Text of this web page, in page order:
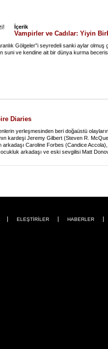
İçerik
Vampirler ve Cadılar: Yiyin
Gölgeler”i seyredeli sanki aylar olmuş
suni ve kendine ait bir dünya kurma
Diaries
yerleşmesinden beri doğaüstü
kardeşi Jeremy Gilbert (Steven R.
arkadaşı Caroline Forbes (Candice
arkadaşı ve eski sevgilisi Matt
bazıları; Salvatore'lar, Gilbert'lar,
ELEŞTİRİLER HABERLER